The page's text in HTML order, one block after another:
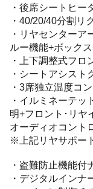
・後席シートヒー
・40/20/40分割リ
・リヤセンターア
ルー機能+ボック
・上下調整式フ
・シートアシスト
・3席独立温度コ
・イルミネーテ
明+フロント･リヤ
オーディオコント
※上記リヤサポー
・盗難防止機能
・デジタルインナ